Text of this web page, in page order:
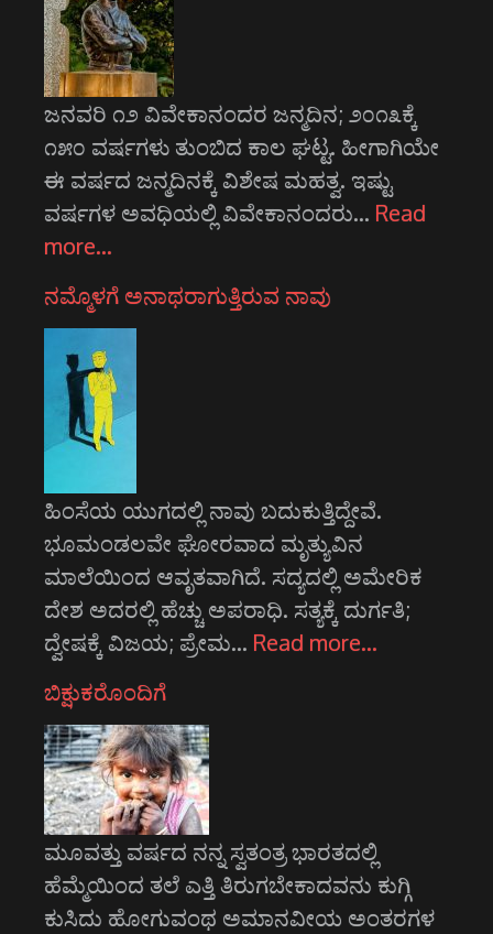
ಜನವರಿ ೧೨ ವಿವೇಕಾನಂದರ ಜನ್ಮದಿನ; ೨೦೧೩ಕ್ಕೆ
೧೫೦ ವರ್ಷಗಳು ತುಂಬಿದ ಕಾಲ ಘಟ್ಟ. ಹೀಗಾಗಿಯೇ
ಈ ವರ್ಷದ ಜನ್ಮದಿನಕ್ಕೆ ವಿಶೇಷ ಮಹತ್ವ. ಇಷ್ಟು
ವರ್ಷಗಳ ಅವಧಿಯಲ್ಲಿ ವಿವೇಕಾನಂದರು… Read
more…
ನಮ್ಮೊಳಗೆ ಅನಾಥರಾಗುತ್ತಿರುವ ನಾವು
ಹಿಂಸೆಯ ಯುಗದಲ್ಲಿ ನಾವು ಬದುಕುತ್ತಿದ್ದೇವೆ.
ಭೂಮಂಡಲವೇ ಘೋರವಾದ ಮೃತ್ಯುವಿನ
ಮಾಲೆಯಿಂದ ಆವೃತವಾಗಿದೆ. ಸದ್ಯದಲ್ಲಿ ಅಮೇರಿಕ
ದೇಶ ಅದರಲ್ಲಿ ಹೆಚ್ಚು ಅಪರಾಧಿ. ಸತ್ಯಕ್ಕೆ ದುರ್ಗತಿ;
ದ್ವೇಷಕ್ಕೆ ವಿಜಯ; ಪ್ರೇಮ… Read more…
ಬಿಕ್ಷುಕರೊಂದಿಗೆ
ಮೂವತ್ತು ವರ್ಷದ ನನ್ನ ಸ್ವತಂತ್ರ ಭಾರತದಲ್ಲಿ
ಹೆಮ್ಮೆಯಿಂದ ತಲೆ ಎತ್ತಿ ತಿರುಗಬೇಕಾದವನು ಕುಗ್ಗಿ
ಕುಸಿದು ಹೋಗುವಂಥ ಅಮಾನವೀಯ ಅಂತರಗಳ